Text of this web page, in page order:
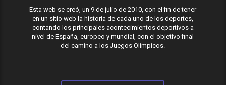
Esta web se creó, un 9 de julio de 2010, con el fin de tener
en un sitio web la historia de cada uno de los deportes,
contando los principales acontecimientos deportivos a
nivel de España, europeo y mundial, con el objetivo final
del camino a los Juegos Olímpicos.